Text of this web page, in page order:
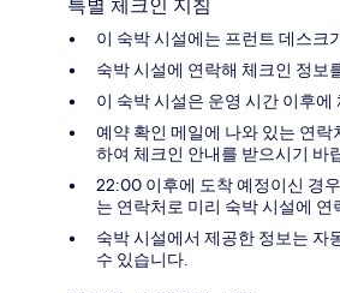
특별 체크인 지침
이 숙박 시설에는 프런트 데스크
숙박 시설에 연락해 체크인 정보
이 숙박 시설은 운영 시간 이후
예약 확인 메일에 나와 있는 연
하여 체크인 안내를 받으시기 바
22:00 이후에 도착 예정이신 경
는 연락처로 미리 숙박 시설에
숙박 시설에서 제공한 정보는 자
수 있습니다.